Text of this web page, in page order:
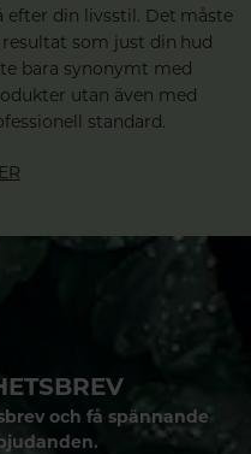
efter din livsstil. Det måste
som just din hud
bara synonymt med
utan även med
standard.
och få spännande